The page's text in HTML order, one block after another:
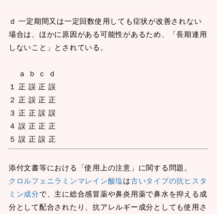
ｄ 一定期間又は一定回数使用しても症状が改善されない
場合は、ほかに原因がある可能性があるため、「長期連用
しないこと」とされている。
ａ ｂ ｃ ｄ
１ 正 誤 正 誤
２ 正 誤 正 正
３ 正 正 誤 誤
４ 誤 正 正 正
５ 誤 正 誤 正
添付文書等における「使用上の注意」に関する問題。
クロルフェニラミンマレイン酸塩は古いタイプの抗ヒスタ
ミン成分で、主に総合感冒薬や鼻炎用薬で鼻水を抑える成
分として配合されたり、抗アレルギー成分としても使用さ